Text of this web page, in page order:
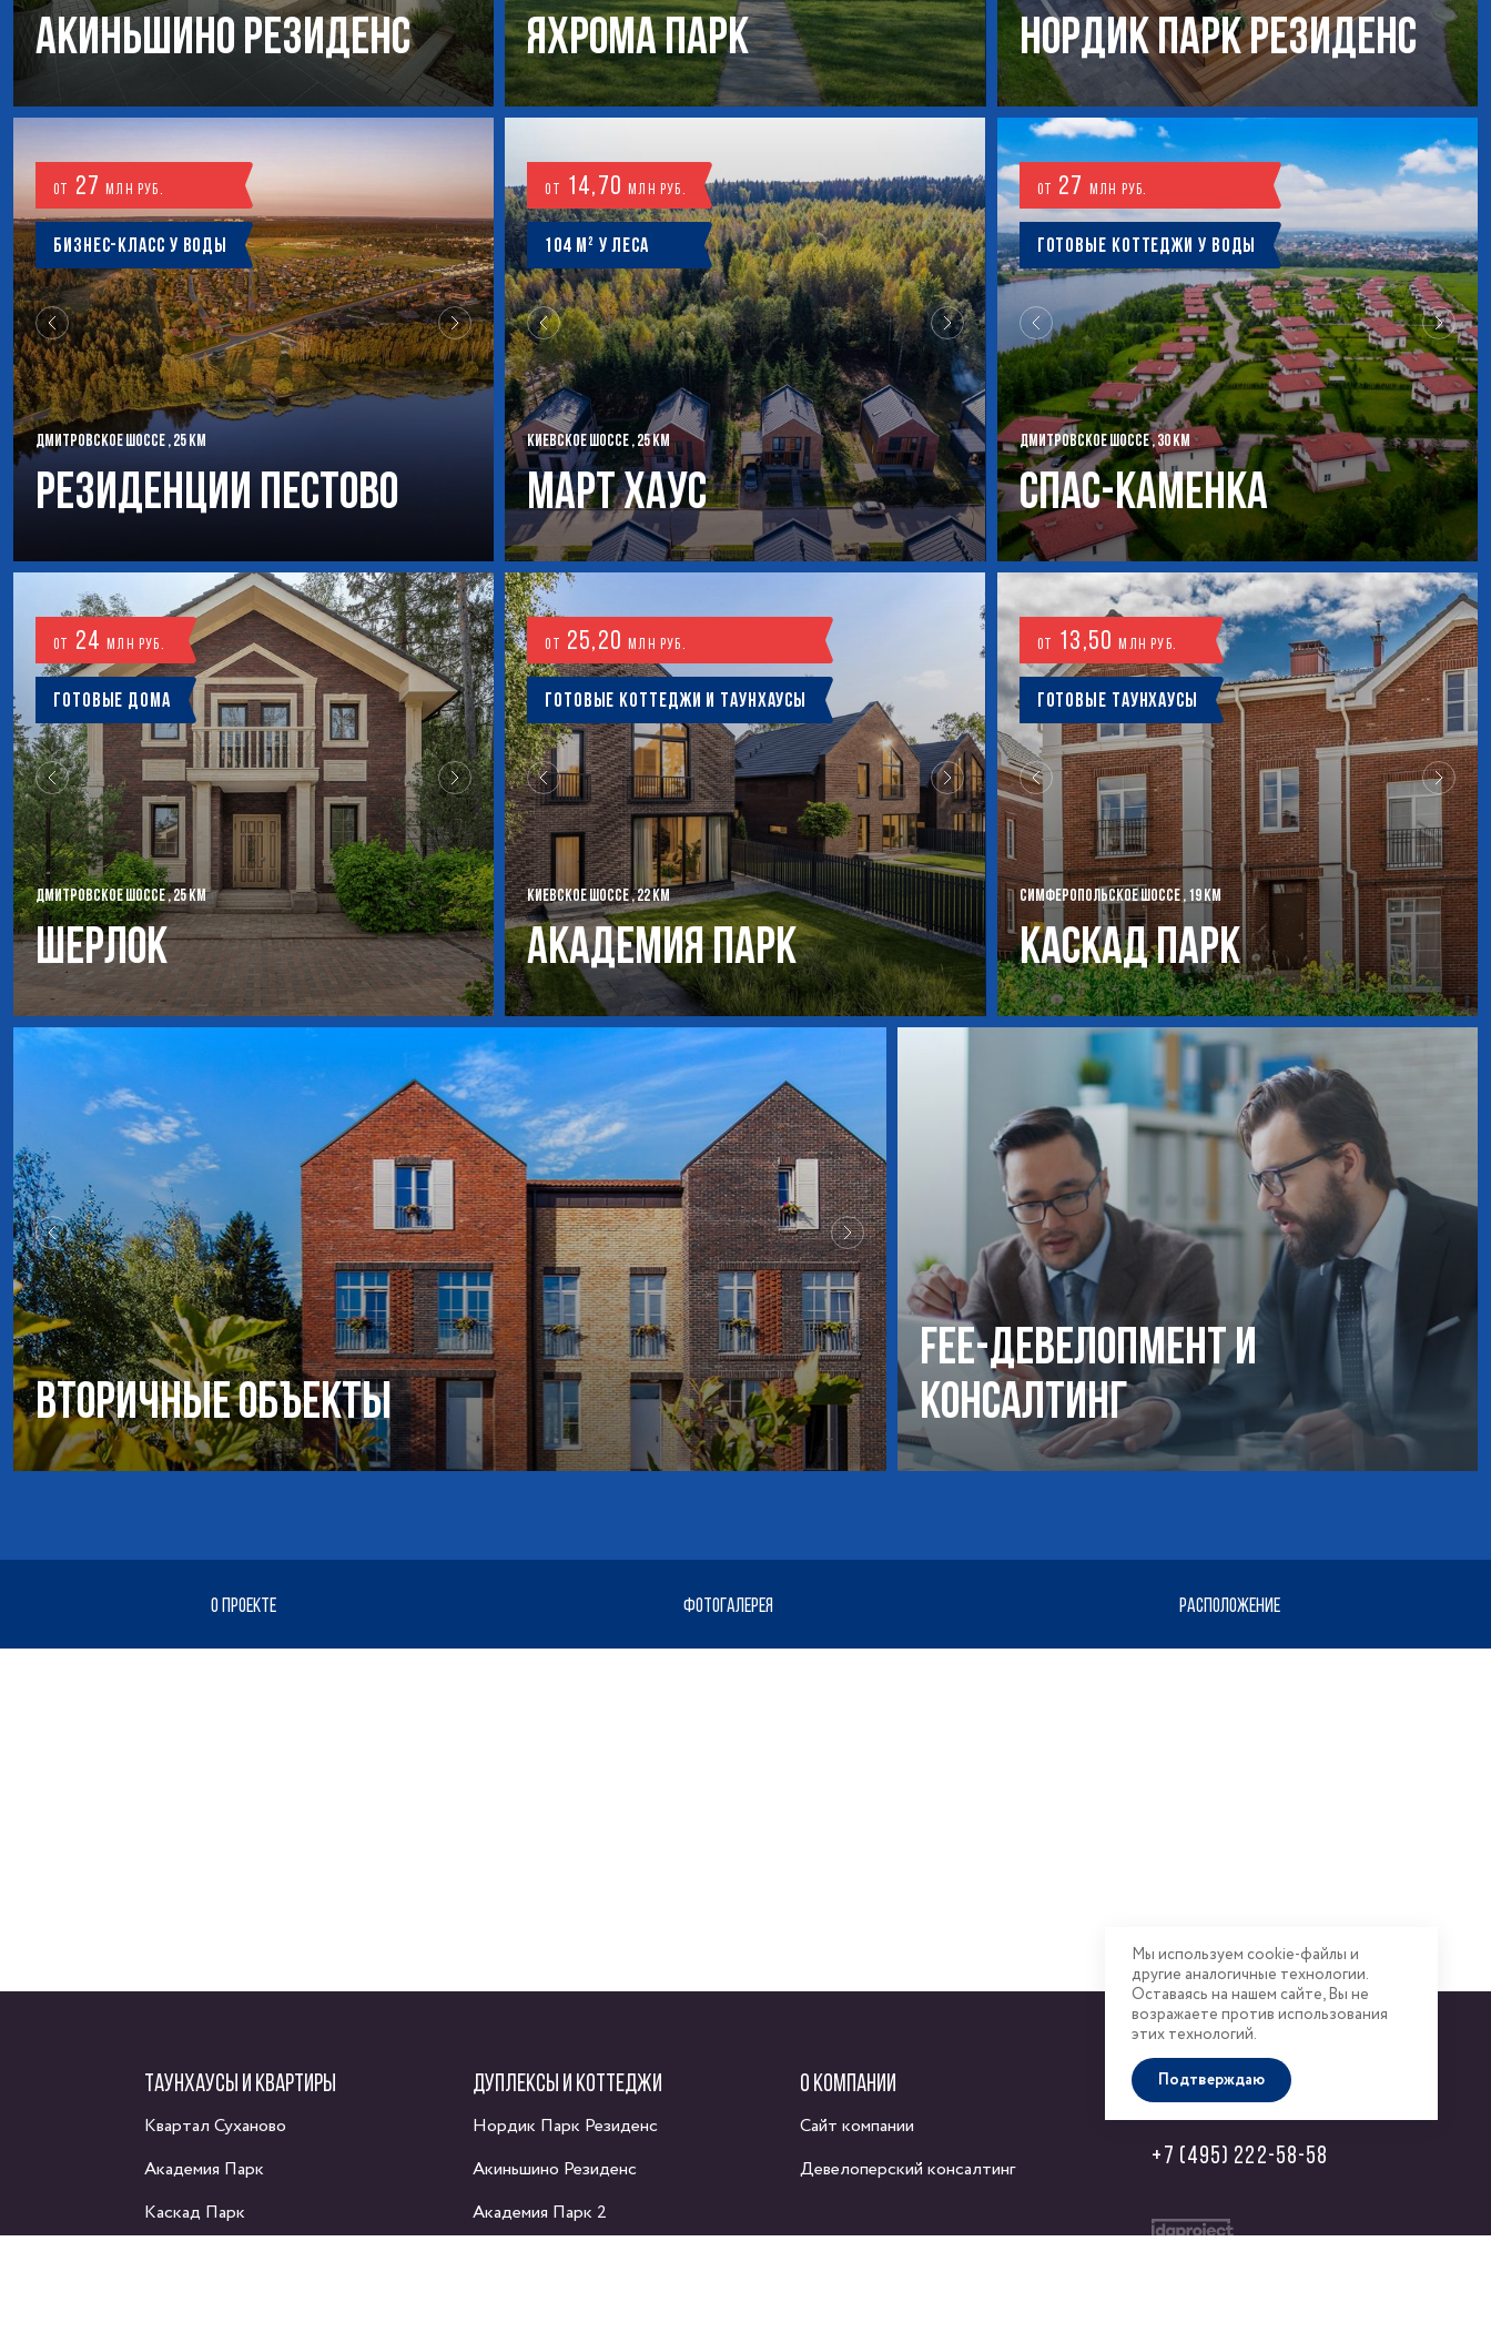
Мы используем cookie-файлы и
другие аналогичные технологии.
Оставаясь на нашем сайте, Вы не
возражаете против использования
этих технологий.
Подтверждаю
Акиньшино Резиденс Яхрома Парк Нордик Парк Резиденс
от 27млн руб.
Бизнес-класс у воды
ДМИТРОВСКОЕ ШОССЕ , 25 КМ
РЕЗИДЕНЦИИ ПЕСТОВО
от 14,70млн руб.
104 м² у леса
КИЕВСКОЕ ШОССЕ , 25 КМ
Март Хаус
от 27 млн руб.
Готовые коттеджи у воды
ДМИТРОВСКОЕ ШОССЕ , 30 КМ
Спас-Каменка
от 24млн руб.
Готовые дома
ДМИТРОВСКОЕ ШОССЕ , 25 КМ
Шерлок
от 25,20млн руб.
Готовые коттеджи и таунхаусы
КИЕВСКОЕ ШОССЕ , 22 КМ
Академия Парк
от 13,50млн руб.
Готовые таунхаусы
СИМФЕРОПОЛЬСКОЕ ШОССЕ , 19 КМ
Каскад Парк
Вторичные объекты
Fee-девелопмент и
консалтинг
О ПРОЕКТЕ ФОТОГАЛЕРЕЯ РАСПОЛОЖЕНИЕ
ТАУНХАУСЫ И КВАРТИРЫ
Квартал Суханово
Академия Парк
Каскад Парк
ДУПЛЕКСЫ И КОТТЕДЖИ
Нордик Парк Резиденс
Акиньшино Резиденс
Академия Парк 2
О КОМПАНИИ
Сайт компании
Девелоперский консалтинг
KASKAD Недвижимость
+7 (495) 222-58-58